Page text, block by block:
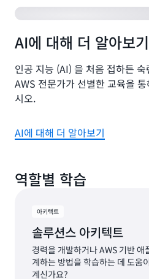
AI에 대해 더 알아보기
인공 지능 (AI) 을 처음 접하든
AWS 전문가가 선별한 교육을
시오.
AI에 대해 더 알아보기
역할별 학습
아키텍트
솔루션스 아키텍트
경력을 개발하거나 AWS 기반
계하는 방법을 학습하는 데 도움
계신가요?